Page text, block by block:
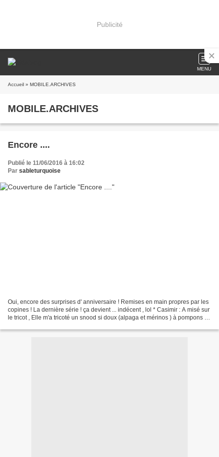
Publicité
MENU
Accueil » MOBILE.ARCHIVES
MOBILE.ARCHIVES
Encore ....
Publié le 11/06/2016 à 16:02
Par sableturquoise
Oui, encore des surprises d' anniversaire ! Remises en main propres par les
copines ! La dernière série ! ça devient ... indécent , lol * Casimir : A misé sur
le tricot , Elle m'a tricoté un snood si doux (alpaga et mérinos ) à pompons , A